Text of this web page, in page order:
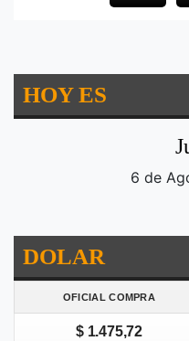
HOY ES
6 de
DOLAR
OFICIAL COMPRA
$ 1.475,72